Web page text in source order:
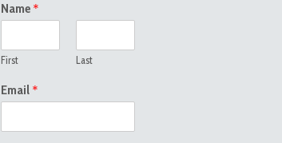
Name *
First Last
Email *